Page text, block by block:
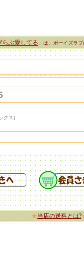
らぶ愛してる 」は、ボーイズラ
クス]
★当店の送料とは?